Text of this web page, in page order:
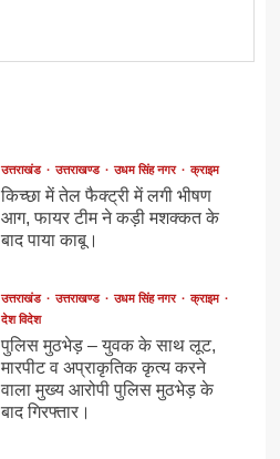
उत्तराखंड उत्तराखण्ड उधम सिंह नगर क्राइम
किच्छा में तेल फैक्ट्री में लगी भीषण
आग, फायर टीम ने कड़ी मशक्कत के
बाद पाया काबू।
उत्तराखंड उत्तराखण्ड उधम सिंह नगर
क्राइम
देश विदेश
पुलिस मुठभेड़ – युवक के साथ लूट,
मारपीट व अप्राकृतिक कृत्य करने
वाला मुख्य आरोपी पुलिस मुठभेड़ के
बाद गिरफ्तार।